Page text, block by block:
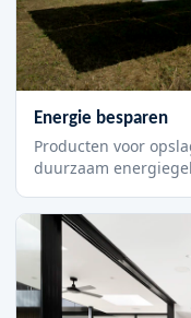
Energie besparen
Producten voor
duurzaam